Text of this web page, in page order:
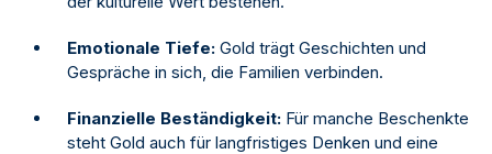
Emotionale Tiefe: Gold trägt Geschichten und
Gespräche in sich, die Familien verbinden.
Finanzielle Beständigkeit: Für manche Beschenkte
steht Gold auch für langfristiges Denken und eine